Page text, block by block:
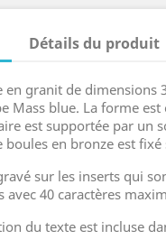
Détails du produit
en granit de dimensions
Mass blue. La forme est
est supportée par un
boules en bronze est fixé
sur les inserts qui
avec 40 caractères
du texte est incluse